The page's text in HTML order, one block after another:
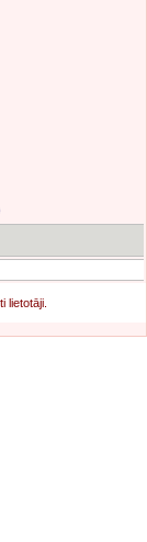
lietotāji.